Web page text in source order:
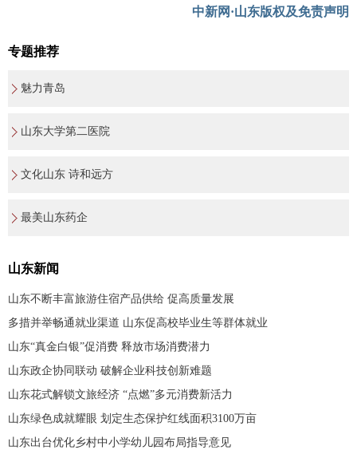
中新网·山东版权及免责声明
专题推荐
魅力青岛
山东大学第二医院
文化山东 诗和远方
最美山东药企
山东新闻
山东不断丰富旅游住宿产品供给 促高质量发展
多措并举畅通就业渠道 山东促高校毕业生等群体就业
山东“真金白银”促消费 释放市场消费潜力
山东政企协同联动 破解企业科技创新难题
山东花式解锁文旅经济 “点燃”多元消费新活力
山东绿色成就耀眼 划定生态保护红线面积3100万亩
山东出台优化乡村中小学幼儿园布局指导意见